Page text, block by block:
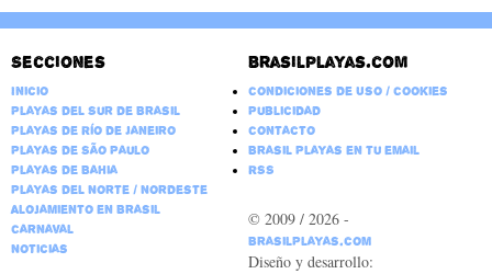
Secciones
Inicio
Playas del Sur de Brasil
Playas de Río de Janeiro
Playas de São Paulo
Playas de Bahia
Playas del Norte / Nordeste
Alojamiento en Brasil
Carnaval
Noticias
Brasilplayas.com
Condiciones de Uso / Cookies
Publicidad
Contacto
Brasil Playas en tu email
RSS
© 2009 / 2026 -
BrasilPlayas.com
Diseño y desarrollo: